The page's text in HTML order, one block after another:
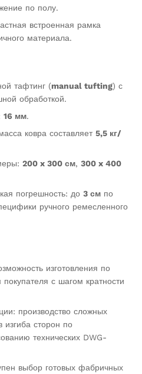
по полу.
встроенная рамка
материала.
тафтинг (manual tufting) с
обработкой.
16 мм.
ковра составляет 5,5 кг/
200 x 300 см, 300 x 400
погрешность: до 3 см по
ручного ремесленного
изготовления по
с шагом кратности
производство сложных
изгиба сторон по
технических DWG-
выбор готовых фабричных